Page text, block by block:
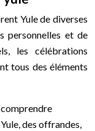
Yule de diverses
personnelles et de
les célébrations
tous des éléments
des offrandes,